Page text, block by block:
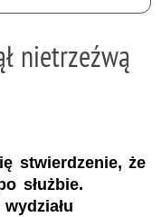
nietrzeźwą
stwierdzenie, że
służbie.